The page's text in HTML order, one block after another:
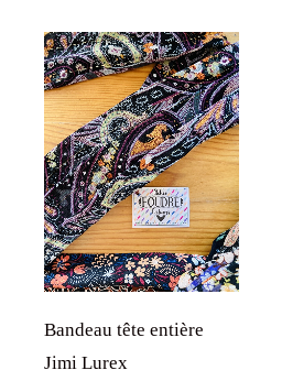
Bandeau tête entière
Jimi Lurex